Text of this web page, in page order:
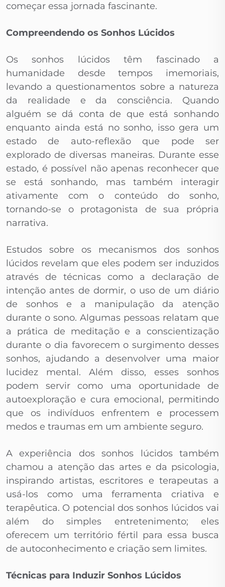
começar essa jornada fascinante.
Compreendendo os Sonhos Lúcidos
Os sonhos lúcidos têm fascinado a
humanidade desde tempos imemoriais,
levando a questionamentos sobre a natureza
da realidade e da consciência. Quando
alguém se dá conta de que está sonhando
enquanto ainda está no sonho, isso gera um
estado de auto-reflexão que pode ser
explorado de diversas maneiras. Durante esse
estado, é possível não apenas reconhecer que
se está sonhando, mas também interagir
ativamente com o conteúdo do sonho,
tornando-se o protagonista de sua própria
narrativa.
Estudos sobre os mecanismos dos sonhos
lúcidos revelam que eles podem ser induzidos
através de técnicas como a declaração de
intenção antes de dormir, o uso de um diário
de sonhos e a manipulação da atenção
durante o sono. Algumas pessoas relatam que
a prática de meditação e a conscientização
durante o dia favorecem o surgimento desses
sonhos, ajudando a desenvolver uma maior
lucidez mental. Além disso, esses sonhos
podem servir como uma oportunidade de
autoexploração e cura emocional, permitindo
que os indivíduos enfrentem e processem
medos e traumas em um ambiente seguro.
A experiência dos sonhos lúcidos também
chamou a atenção das artes e da psicologia,
inspirando artistas, escritores e terapeutas a
usá-los como uma ferramenta criativa e
terapêutica. O potencial dos sonhos lúcidos vai
além do simples entretenimento; eles
oferecem um território fértil para essa busca
de autoconhecimento e criação sem limites.
Técnicas para Induzir Sonhos Lúcidos